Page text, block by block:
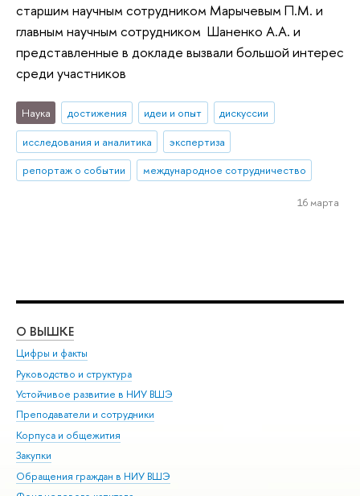
старшим научным сотрудником Марычевым П.М. и
главным научным сотрудником Шаненко А.А. и
представленные в докладе вызвали большой интерес
среди участников
Наука достижения идеи и опыт
дискуссии
исследования и аналитика
экспертиза
репортаж о событии
международное сотрудничество
16 марта
О ВЫШКЕ
Цифры и факты
Руководство и структура
Устойчивое развитие в НИУ ВШЭ
Преподаватели и сотрудники
Корпуса и общежития
Закупки
Обращения граждан в НИУ ВШЭ